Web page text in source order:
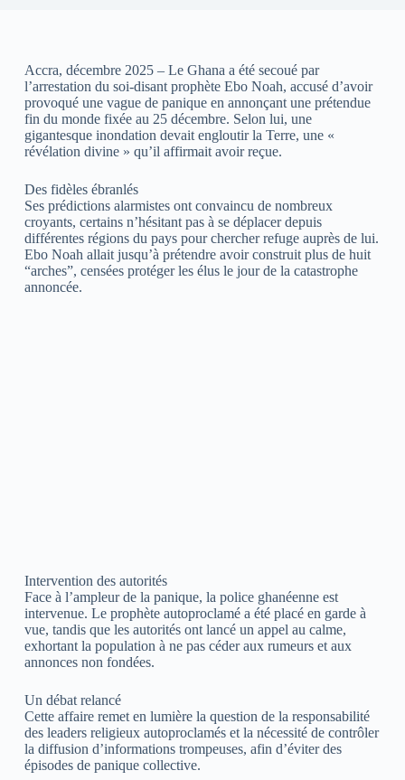
Accra, décembre 2025 – Le Ghana a été secoué par
l’arrestation du soi-disant prophète Ebo Noah, accusé d’avoir
provoqué une vague de panique en annonçant une prétendue
fin du monde fixée au 25 décembre. Selon lui, une
gigantesque inondation devait engloutir la Terre, une «
révélation divine » qu’il affirmait avoir reçue.
Des fidèles ébranlés
Ses prédictions alarmistes ont convaincu de nombreux
croyants, certains n’hésitant pas à se déplacer depuis
différentes régions du pays pour chercher refuge auprès de lui.
Ebo Noah allait jusqu’à prétendre avoir construit plus de huit
“arches”, censées protéger les élus le jour de la catastrophe
annoncée.
Intervention des autorités
Face à l’ampleur de la panique, la police ghanéenne est
intervenue. Le prophète autoproclamé a été placé en garde à
vue, tandis que les autorités ont lancé un appel au calme,
exhortant la population à ne pas céder aux rumeurs et aux
annonces non fondées.
Un débat relancé
Cette affaire remet en lumière la question de la responsabilité
des leaders religieux autoproclamés et la nécessité de contrôler
la diffusion d’informations trompeuses, afin d’éviter des
épisodes de panique collective.